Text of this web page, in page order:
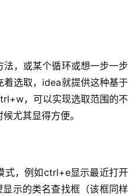
，或某个循环或想一步一步
着选取，idea就提供这种基于
，可以实现选取范围的不
尤其显得方便。
式，例如ctrl+e显示最近打开
示的类名查找框（该框同样